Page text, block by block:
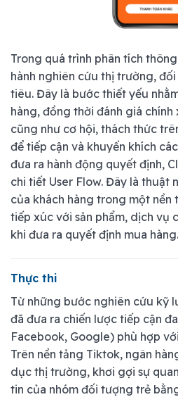
Trong quá trình phân tích
hành nghiên cứu thị trường,
tiêu. Đây là bước thiết yếu
hàng, đồng thời đánh giá chính
cũng như cơ hội, thách thức
để tiếp cận và khuyến khích
đưa ra hành động quyết định,
chi tiết User Flow. Đây là thuật
của khách hàng trong một nền
tiếp xúc với sản phẩm, dịch vụ
khi đưa ra quyết định mua hàng.
Thực thi
Từ những bước nghiên cứu kỹ
đã đưa ra chiến lược tiếp cận
Facebook, Google) phù hợp
Trên nền tảng Tiktok, ngân
dục thị trường, khơi gợi sự
tin của nhóm đối tượng trẻ